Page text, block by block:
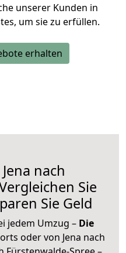
unserer Kunden in
um sie zu erfüllen.
erhalten
nach
Sie
Sie Geld
jedem Umzug – Die
oder von Jena nach